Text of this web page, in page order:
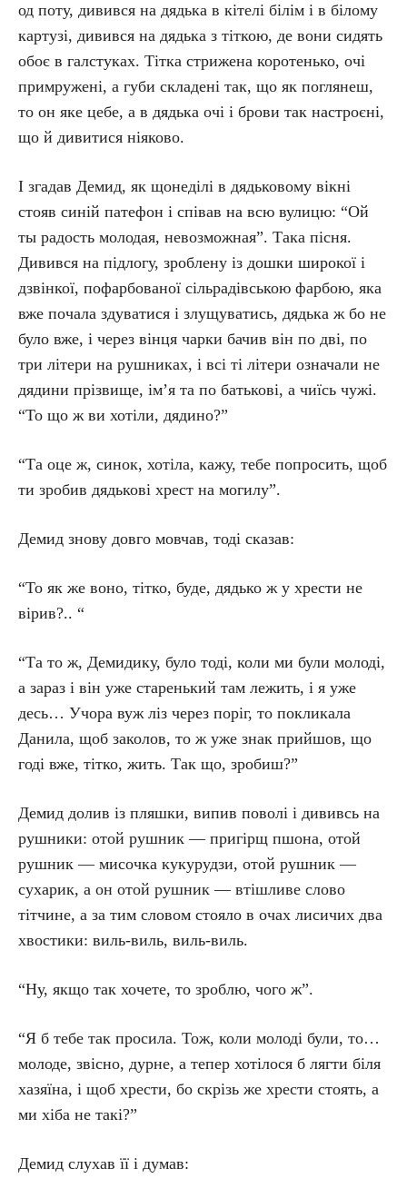
од поту, дивився на дядька в кітелі білім і в білому
картузі, дивився на дядька з тіткою, де вони сидять
обоє в галстуках. Тітка стрижена коротенько, очі
примружені, а губи складені так, що як поглянеш,
то он яке цебе, а в дядька очі і брови так настроєні,
що й дивитися ніяково.
І згадав Демид, як щонеділі в дядьковому вікні
стояв синій патефон і співав на всю вулицю: “Ой
ты радость молодая, невозможная”. Така пісня.
Дивився на підлогу, зроблену із дошки широкої і
дзвінкої, пофарбованої сільрадівською фарбою, яка
вже почала здуватися і злущуватись, дядька ж бо не
було вже, і через вінця чарки бачив він по дві, по
три літери на рушниках, і всі ті літери означали не
дядини прізвище, ім’я та по батькові, а чиїсь чужі.
“То що ж ви хотіли, дядино?”
“Та оце ж, синок, хотіла, кажу, тебе попросить, щоб
ти зробив дядькові хрест на могилу”.
Демид знову довго мовчав, тоді сказав:
“То як же воно, тітко, буде, дядько ж у хрести не
вірив?.. “
“Та то ж, Демидику, було тоді, коли ми були молоді,
а зараз і він уже старенький там лежить, і я уже
десь… Учора вуж ліз через поріг, то покликала
Данила, щоб заколов, то ж уже знак прийшов, що
годі вже, тітко, жить. Так що, зробиш?”
Демид долив із пляшки, випив поволі і дививсь на
рушники: отой рушник — пригірщ пшона, отой
рушник — мисочка кукурудзи, отой рушник —
сухарик, а он отой рушник — втішливе слово
тітчине, а за тим словом стояло в очах лисичих два
хвостики: виль-виль, виль-виль.
“Ну, якщо так хочете, то зроблю, чого ж”.
“Я б тебе так просила. Тож, коли молоді були, то…
молоде, звісно, дурне, а тепер хотілося б лягти біля
хазяїна, і щоб хрести, бо скрізь же хрести стоять, а
ми хіба не такі?”
Демид слухав її і думав: